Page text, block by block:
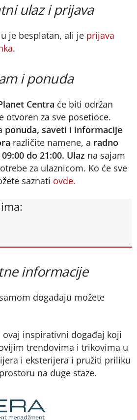
ulaz i prijava
je besplatan, ali je prijava
.
i ponuda
Centra će biti održan
otvoren za sve posetioce.
ponuda, saveti i informacije
različite namene, a radno
do 21:00. Ulaz na sajam
za ulaznicom. Ko će sve
saznati ovde.
informacije
događaju možete
inspirativni događaj koji
trendovima i trikovima u
i eksterijera i pružiti priliku
na duge staze.